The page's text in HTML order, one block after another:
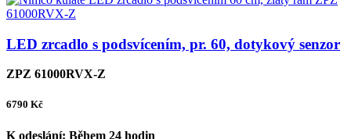
LED zrcadlo s podsvícením, pr. 60, dotykový senzor
ZPZ 61000RVX-Z
6790 Kč
K odeslání: Během 24 hodin